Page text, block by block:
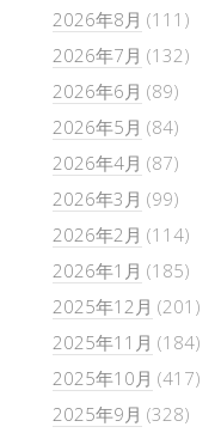
2026年8月 (111)
2026年7月 (132)
2026年6月 (89)
2026年5月 (84)
2026年4月 (87)
2026年3月 (99)
2026年2月 (114)
2026年1月 (185)
2025年12月 (201)
2025年11月 (184)
2025年10月 (417)
2025年9月 (328)